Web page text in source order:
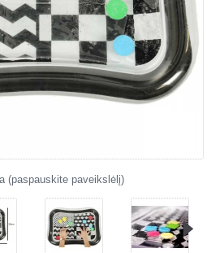
(paspauskite paveikslėlį)